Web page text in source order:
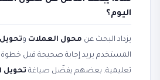
اليوم؟
يزداد البحث عن محول العملات و
المستخدم يريد إجابة صحيحة قبل خطوة
تعليمية. بعضهم يفضّل صياغة تحويل